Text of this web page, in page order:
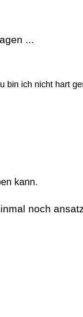
...
bin ich nicht hart
kann.
noch